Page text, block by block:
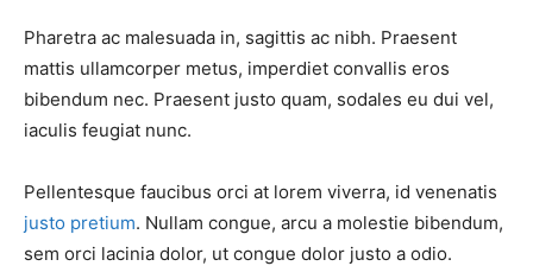
Pharetra ac malesuada in, sagittis ac nibh. Praesent
mattis ullamcorper metus, imperdiet convallis eros
bibendum nec. Praesent justo quam, sodales eu dui vel,
iaculis feugiat nunc.
Pellentesque faucibus orci at lorem viverra, id venenatis
justo pretium. Nullam congue, arcu a molestie bibendum,
sem orci lacinia dolor, ut congue dolor justo a odio.